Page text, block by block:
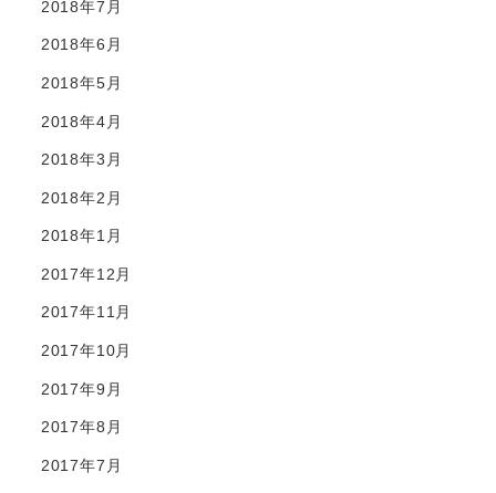
2018年7月
2018年6月
2018年5月
2018年4月
2018年3月
2018年2月
2018年1月
2017年12月
2017年11月
2017年10月
2017年9月
2017年8月
2017年7月